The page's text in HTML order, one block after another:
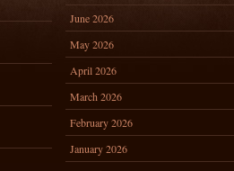
June 2026
May 2026
April 2026
March 2026
February 2026
January 2026